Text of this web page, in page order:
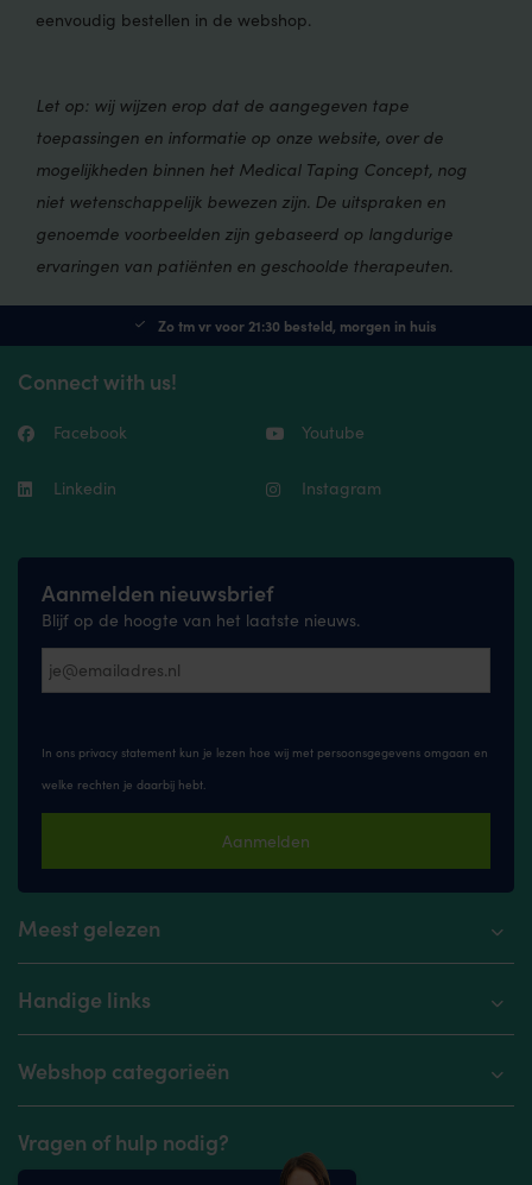
eenvoudig bestellen in de webshop.
Let op: wij wijzen erop dat de aangegeven tape
toepassingen en informatie op onze website, over de
mogelijkheden binnen het Medical Taping Concept, nog
niet wetenschappelijk bewezen zijn. De uitspraken en
genoemde voorbeelden zijn gebaseerd op langdurige
ervaringen van patiënten en geschoolde therapeuten.
Zo tm vr voor 21:30 besteld, morgen in huis
Connect with us!
Facebook Youtube
Linkedin Instagram
Aanmelden nieuwsbrief
Blijf op de hoogte van het laatste nieuws.
In ons privacy statement kun je lezen hoe wij met persoonsgegevens omgaan en
welke rechten je daarbij hebt.
Aanmelden
Meest gelezen
Handige links
Webshop categorieën
Vragen of hulp nodig?